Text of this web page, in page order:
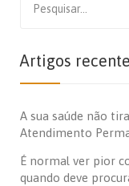
for:
Artigos
A sua saúde não
Atendimento
É normal ver pior
quando deve